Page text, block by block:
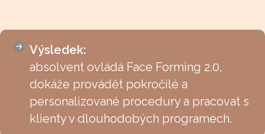
Výsledek:
absolvent ovládá Face Forming 2.0,
dokáže provádět pokročilé a
personalizované procedury a pracovat s
klienty v dlouhodobých programech.